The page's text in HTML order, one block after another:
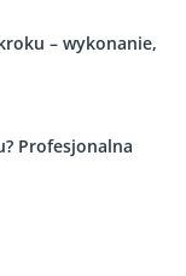
– wykonanie,
Profesjonalna